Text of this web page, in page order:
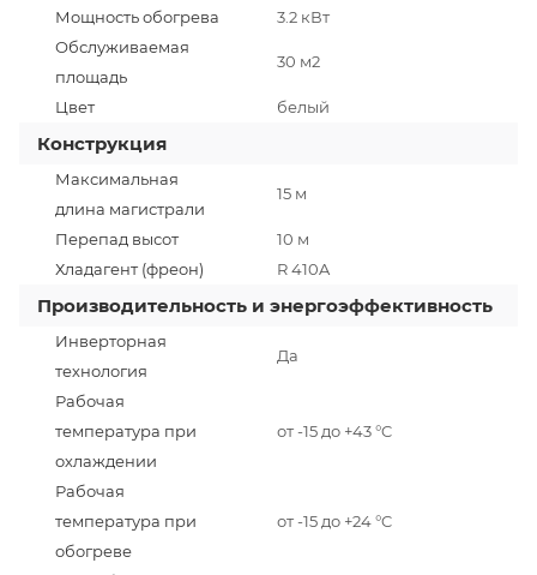
Мощность обогрева
3.2 кВт
Обслуживаемая
площадь
30 м2
Цвет белый
Конструкция
Максимальная
длина магистрали
15 м
Перепад высот
10 м
Хладагент (фреон)
R 410A
Производительность и энергоэффективность
Инверторная
технология
Да
Рабочая
температура при
охлаждении
от -15 до +43 °C
Рабочая
температура при
обогреве
от -15 до +24 °C